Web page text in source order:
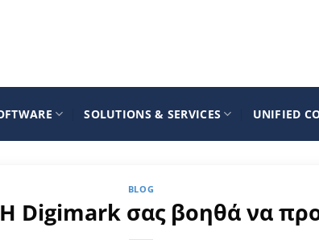
SOLUTIONS & SERVICES UNIFIED
BLOG
Η Digimark σας βοηθά να